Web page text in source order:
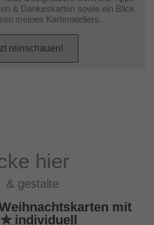
& Dankeskarten sowie ein Blick
meines Kartenateliers.
reinschauen!
hier
gestalte
mit
individuell